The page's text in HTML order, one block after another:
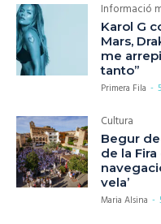
Informació
Karol G
Mars,
me
tanto”
Primera Fila -
Cultura
Begur
de la Fira
vela’
Maria Alsina -